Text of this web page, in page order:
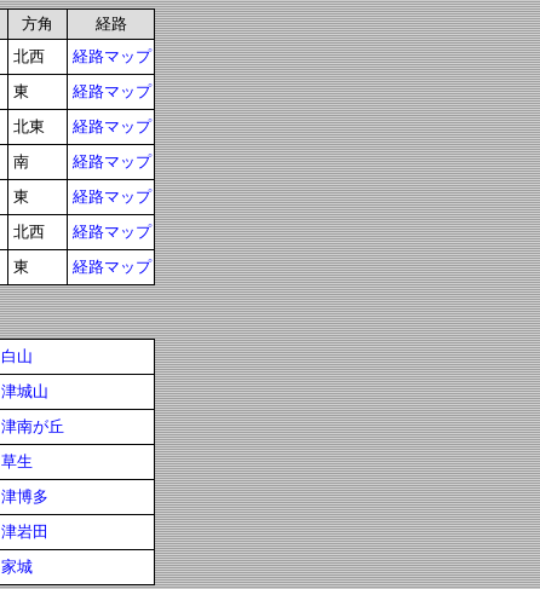
方角
経路
北西
経路マップ
東
経路マップ
北東
経路マップ
南
経路マップ
東
経路マップ
北西
経路マップ
東 経路マップ
白山
津城山
津南が丘
草生
津博多
津岩田
家城